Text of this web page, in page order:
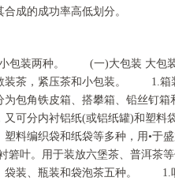
成的成功率高低划分。
包装两种。 (一)大包装 大包
装茶，紧压茶和小包装。 1.箱
包角铁皮箱、搭攀箱、铅丝钉
又可分内衬铝纸(或铝纸罐)和
料编织袋和纸袋等多种，用•于
叶。用于装放六堡茶、普洱茶
袋装、瓶装和袋泡茶五种。 1.